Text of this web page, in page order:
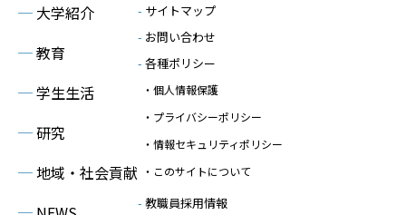
─ 大学紹介
─教育
─学生生活
─研究
─地域・社会貢献
- サイトマップ
- お問い合わせ
- 各種ポリシー
・個人情報保護
・プライバシーポリシー
・情報セキュリティポリシー
・このサイトについて
- 教職員採用情報